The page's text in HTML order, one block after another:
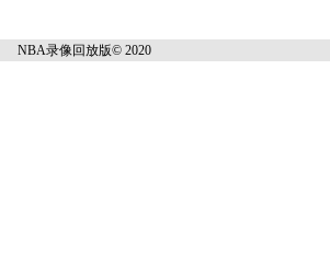
NBA录像回放版© 2020